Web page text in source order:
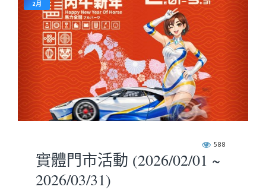
2月
588
實體門市活動 (2026/02/01 ~
2026/03/31)